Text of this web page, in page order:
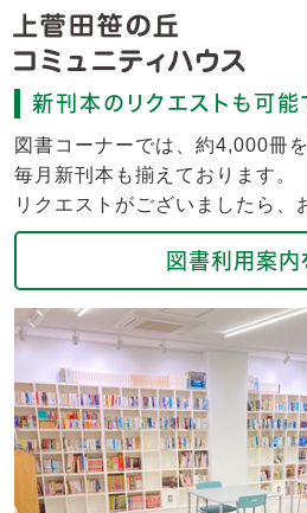
新刊本のリクエストも可能
図書コーナーでは、約4,000冊
毎月新刊本も揃えております。
リクエストがございましたら、
図書利用案内